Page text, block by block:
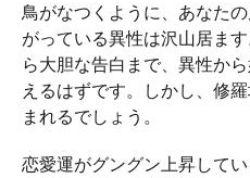
鳥がなつくように、あなた
がっている異性は沢山居ま
ら大胆な告白まで、異性か
えるはずです。しかし、修
まれるでしょう。
恋愛運がグングン上昇して